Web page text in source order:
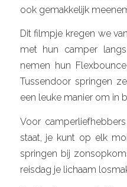
ook gemakkelijk
Dit filmpje kregen we
met hun camper
nemen hun
Tussendoor springen
een leuke manier om in
Voor
staat, je kunt op elk
springen bij
reisdag je lichaam